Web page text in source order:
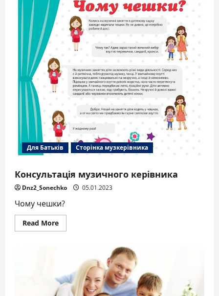
Для Батьків Сторінка музкерівника
Консультація музичного керівника
Dnz2_Sonechko 05.01.2023
Чому чешки?
Read MoreRead
more
керівника